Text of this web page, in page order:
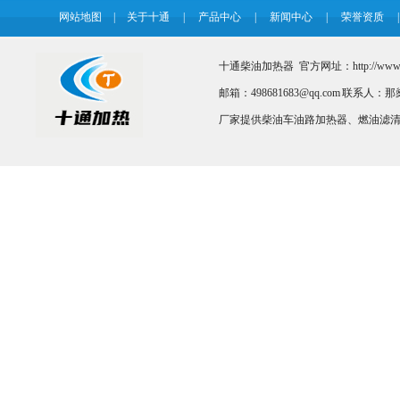
网站地图 | 关于十通 | 产品中心 | 新闻中心 | 荣誉资质 |
十通柴油加热器 官方网址：http://
邮箱：498681683@qq.com 联系人：
厂家提供柴油车油路加热器、燃油滤